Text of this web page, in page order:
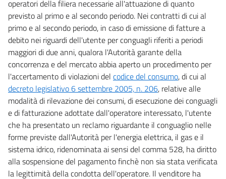
operatori della filiera necessarie all'attuazione di quanto
previsto al primo e al secondo periodo. Nei contratti di cui al
primo e al secondo periodo, in caso di emissione di fatture a
debito nei riguardi dell'utente per conguagli riferiti a periodi
maggiori di due anni, qualora l'Autorità garante della
concorrenza e del mercato abbia aperto un procedimento per
l'accertamento di violazioni del codice del consumo, di cui al
decreto legislativo 6 settembre 2005, n. 206, relative alle
modalità di rilevazione dei consumi, di esecuzione dei conguagli
e di fatturazione adottate dall'operatore interessato, l'utente
che ha presentato un reclamo riguardante il conguaglio nelle
forme previste dall'Autorità per l'energia elettrica, il gas e il
sistema idrico, ridenominata ai sensi del comma 528, ha diritto
alla sospensione del pagamento finchè non sia stata verificata
la legittimità della condotta dell'operatore. Il venditore ha